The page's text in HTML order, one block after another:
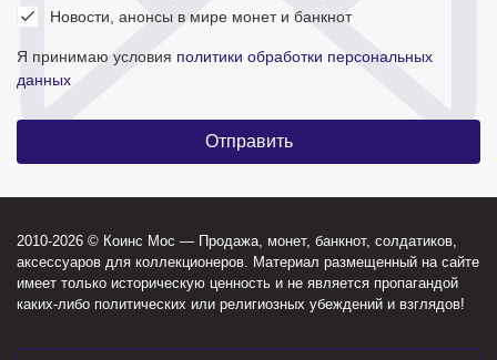
Новости, анонсы в мире монет и банкнот
Я принимаю условия политики обработки персональных
данных
2010-2026 © Коинс Мос — Продажа, монет, банкнот, солдатиков,
аксессуаров для коллекционеров. Материал размещенный на сайте
имеет только историческую ценность и не является пропагандой
каких-либо политических или религиозных убеждений и взглядов!